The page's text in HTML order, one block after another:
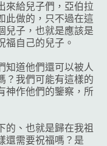
來給兒子們，亞伯拉
此做的，只不過在這
兒子，也就是應該是
福自己的兒子。
知道他們還可以被人
？我們可能有這樣的
神作他們的鑒察，所
的、也就是歸在我祖
還需要祝福嗎？是